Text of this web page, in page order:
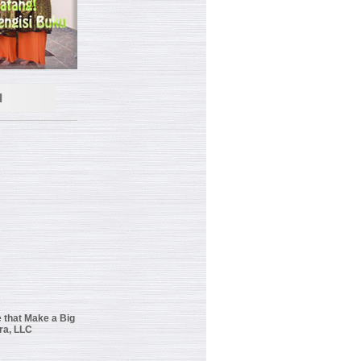
that Make a Big
LLC